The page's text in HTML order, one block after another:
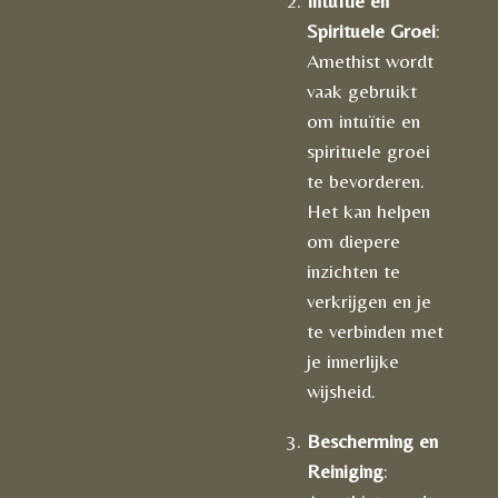
Spirituele Groei:
Amethist wordt
vaak gebruikt
om intuïtie en
spirituele groei
te bevorderen.
Het kan helpen
om diepere
inzichten te
verkrijgen en je
te verbinden met
je innerlijke
wijsheid.
Bescherming en
Reiniging: